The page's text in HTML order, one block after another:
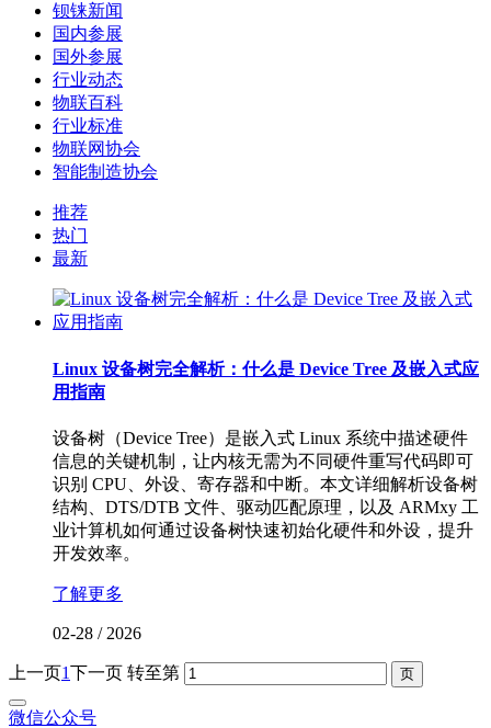
钡铼新闻
国内参展
国外参展
行业动态
物联百科
行业标准
物联网协会
智能制造协会
推荐
热门
最新
Linux 设备树完全解析：什么是 Device Tree 及嵌入式应
用指南
设备树（Device Tree）是嵌入式 Linux 系统中描述硬件
信息的关键机制，让内核无需为不同硬件重写代码即可
识别 CPU、外设、寄存器和中断。本文详细解析设备树
结构、DTS/DTB 文件、驱动匹配原理，以及 ARMxy 工
业计算机如何通过设备树快速初始化硬件和外设，提升
开发效率。
了解更多
02-28 / 2026
上一页1下一页 转至第
微信公众号